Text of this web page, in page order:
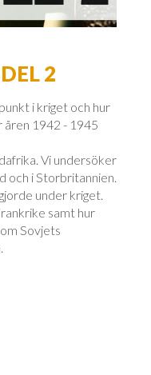
2
i kriget och hur
åren 1942 - 1945
Vi undersöker
och i Storbritannien.
under kriget.
samt hur
Sovjets